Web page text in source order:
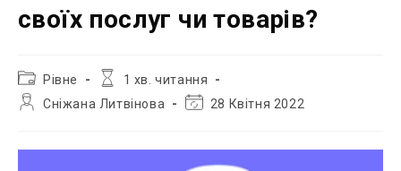
своїх послуг чи товарів?
Категорія
запису:
Рівне
Час
1 хв. читання
АвторСніжана Литвінова
Остання28 Квітня 2022